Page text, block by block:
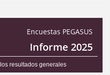
Encuestas PEGASUS
Informe 2025
resultados generales